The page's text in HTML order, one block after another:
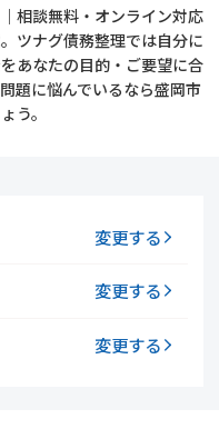
任意整理
効援用
社破産・法人破産
コラム
務整理
人再生（民事再生）
相談無料・オンライン対応
ツナグ債務整理では自分に
あなたの目的・ご要望に合
題に悩んでいるなら盛岡市
う。
変更する
変更する
変更する